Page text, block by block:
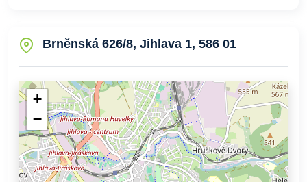
Brněnská 626/8, Jihlava 1, 586 01
+
−